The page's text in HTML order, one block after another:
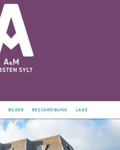
BILDER BESCHREIBUNG LAGE